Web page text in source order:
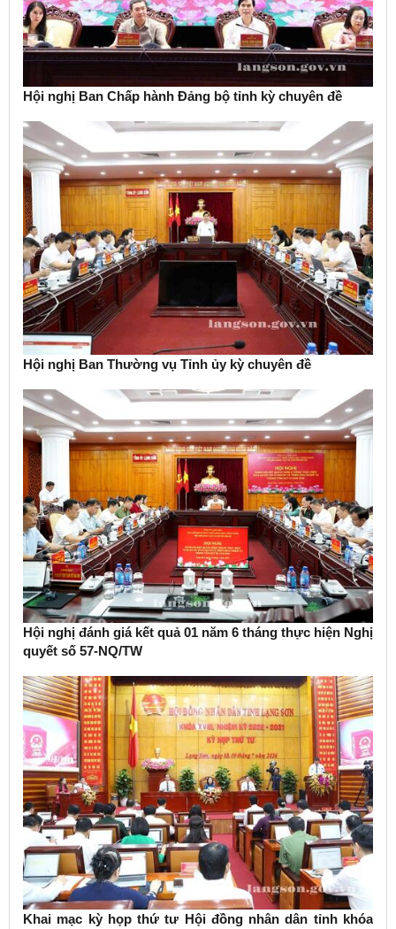
Hội nghị Ban Chấp hành Đảng bộ tỉnh kỳ chuyên đề
Hội nghị Ban Thường vụ Tỉnh ủy kỳ chuyên đề
Hội nghị đánh giá kết quả 01 năm 6 tháng thực hiện Nghị
quyết số 57-NQ/TW
Khai mạc kỳ họp thứ tư Hội đồng nhân dân tỉnh khóa